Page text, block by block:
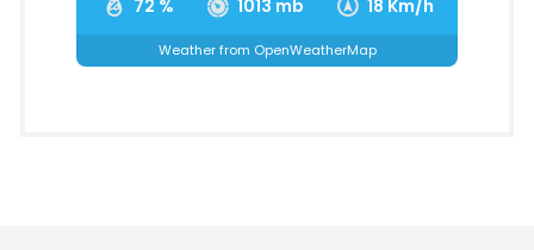
72 % 1013 mb 18 Km/h
Weather from OpenWeatherMap